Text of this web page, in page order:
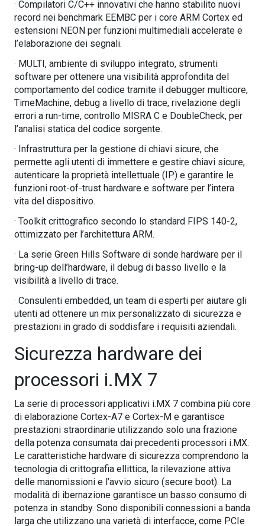
· Compilatori C/C++ innovativi che hanno stabilito nuovi
record nei benchmark EEMBC per i core ARM Cortex ed
estensioni NEON per funzioni multimediali accelerate e
l’elaborazione dei segnali.
· MULTI, ambiente di sviluppo integrato, strumenti
software per ottenere una visibilità approfondita del
comportamento del codice tramite il debugger multicore,
TimeMachine, debug a livello di trace, rivelazione degli
errori a run-time, controllo MISRA C e DoubleCheck, per
l’analisi statica del codice sorgente.
· Infrastruttura per la gestione di chiavi sicure, che
permette agli utenti di immettere e gestire chiavi sicure,
autenticare la proprietà intellettuale (IP) e garantire le
funzioni root-of-trust hardware e software per l’intera
vita del dispositivo.
· Toolkit crittografico secondo lo standard FIPS 140-2,
ottimizzato per l’architettura ARM.
· La serie Green Hills Software di sonde hardware per il
bring-up dell’hardware, il debug di basso livello e la
visibilità a livello di trace.
· Consulenti embedded, un team di esperti per aiutare gli
utenti ad ottenere un mix personalizzato di sicurezza e
prestazioni in grado di soddisfare i requisiti aziendali.
Sicurezza hardware dei
processori i.MX 7
La serie di processori applicativi i.MX 7 combina più core
di elaborazione Cortex-A7 e Cortex-M e garantisce
prestazioni straordinarie utilizzando solo una frazione
della potenza consumata dai precedenti processori i.MX.
Le caratteristiche hardware di sicurezza comprendono la
tecnologia di crittografia ellittica, la rilevazione attiva
delle manomissioni e l’avvio sicuro (secure boot). La
modalità di ibernazione garantisce un basso consumo di
potenza in standby. Sono disponibili connessioni a banda
larga che utilizzano una varietà di interfacce, come PCIe